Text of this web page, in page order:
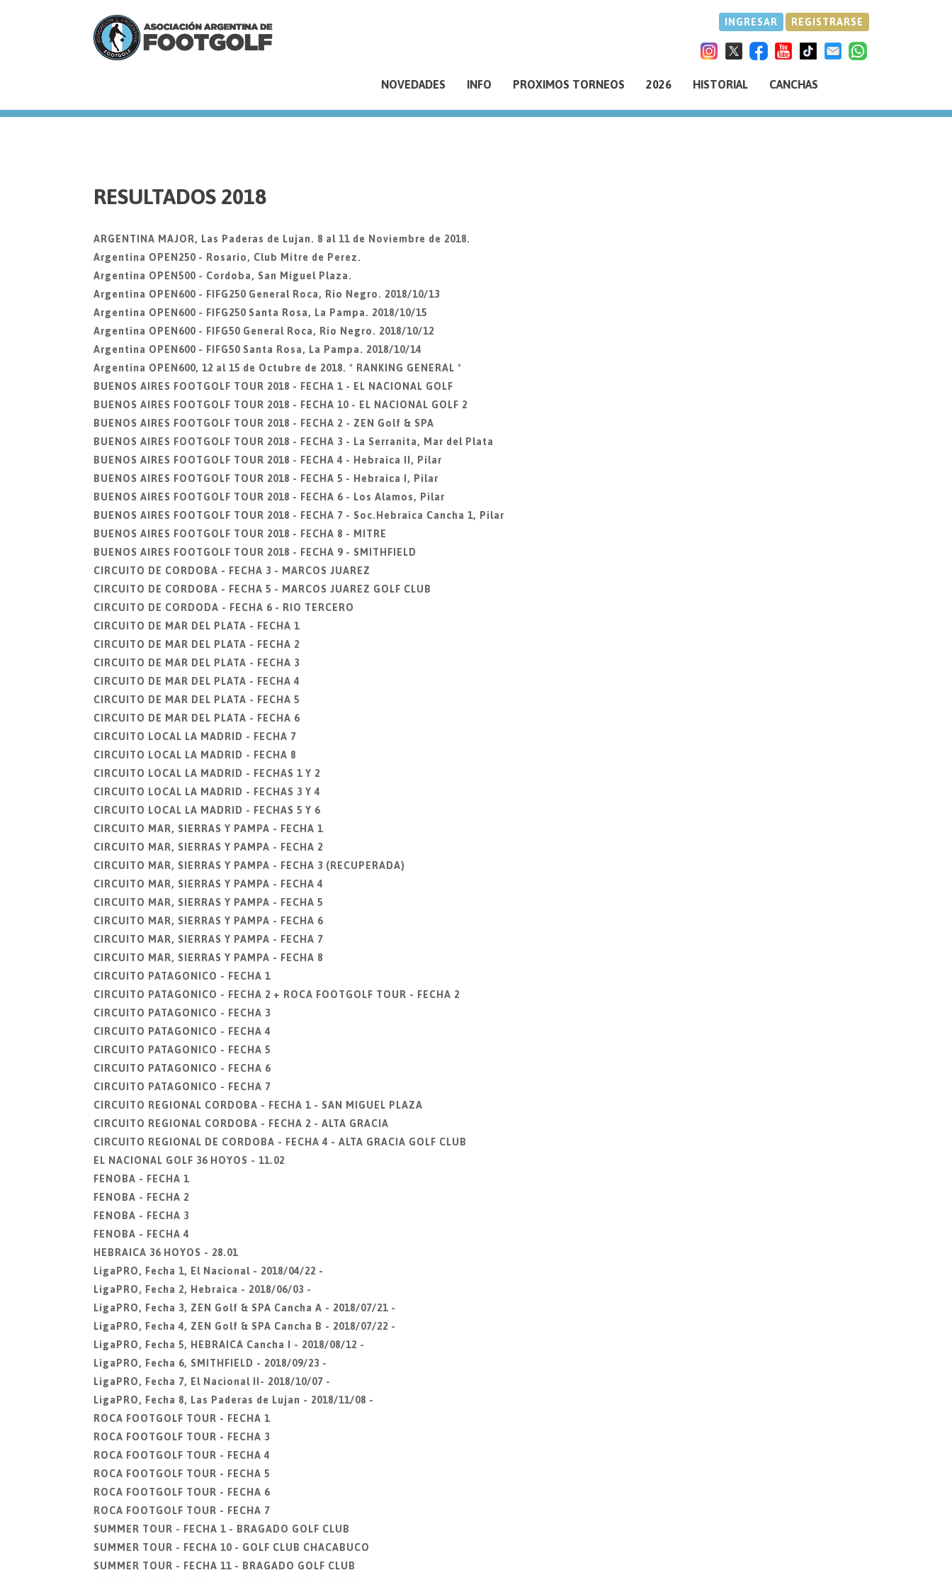
we
INGRESAR REGISTRARSE
NOVEDADES INFO PROXIMOS TORNEOS 2026 HISTORIAL CANCHAS
RESULTADOS 2018
ARGENTINA MAJOR, Las Paderas de Lujan. 8 al 11 de Noviembre de 2018.
Argentina OPEN250 - Rosario, Club Mitre de Perez.
Argentina OPEN500 - Cordoba, San Miguel Plaza.
Argentina OPEN600 - FIFG250 General Roca, Rio Negro. 2018/10/13
Argentina OPEN600 - FIFG250 Santa Rosa, La Pampa. 2018/10/15
Argentina OPEN600 - FIFG50 General Roca, Rio Negro. 2018/10/12
Argentina OPEN600 - FIFG50 Santa Rosa, La Pampa. 2018/10/14
Argentina OPEN600, 12 al 15 de Octubre de 2018. * RANKING GENERAL *
BUENOS AIRES FOOTGOLF TOUR 2018 - FECHA 1 - EL NACIONAL GOLF
BUENOS AIRES FOOTGOLF TOUR 2018 - FECHA 10 - EL NACIONAL GOLF 2
BUENOS AIRES FOOTGOLF TOUR 2018 - FECHA 2 - ZEN Golf & SPA
BUENOS AIRES FOOTGOLF TOUR 2018 - FECHA 3 - La Serranita, Mar del Plata
BUENOS AIRES FOOTGOLF TOUR 2018 - FECHA 4 - Hebraica II, Pilar
BUENOS AIRES FOOTGOLF TOUR 2018 - FECHA 5 - Hebraica I, Pilar
BUENOS AIRES FOOTGOLF TOUR 2018 - FECHA 6 - Los Alamos, Pilar
BUENOS AIRES FOOTGOLF TOUR 2018 - FECHA 7 - Soc.Hebraica Cancha 1, Pilar
BUENOS AIRES FOOTGOLF TOUR 2018 - FECHA 8 - MITRE
BUENOS AIRES FOOTGOLF TOUR 2018 - FECHA 9 - SMITHFIELD
CIRCUITO DE CORDOBA - FECHA 3 - MARCOS JUAREZ
CIRCUITO DE CORDOBA - FECHA 5 - MARCOS JUAREZ GOLF CLUB
CIRCUITO DE CORDODA - FECHA 6 - RIO TERCERO
CIRCUITO DE MAR DEL PLATA - FECHA 1
CIRCUITO DE MAR DEL PLATA - FECHA 2
CIRCUITO DE MAR DEL PLATA - FECHA 3
CIRCUITO DE MAR DEL PLATA - FECHA 4
CIRCUITO DE MAR DEL PLATA - FECHA 5
CIRCUITO DE MAR DEL PLATA - FECHA 6
CIRCUITO LOCAL LA MADRID - FECHA 7
CIRCUITO LOCAL LA MADRID - FECHA 8
CIRCUITO LOCAL LA MADRID - FECHAS 1 Y 2
CIRCUITO LOCAL LA MADRID - FECHAS 3 Y 4
CIRCUITO LOCAL LA MADRID - FECHAS 5 Y 6
CIRCUITO MAR, SIERRAS Y PAMPA - FECHA 1
CIRCUITO MAR, SIERRAS Y PAMPA - FECHA 2
CIRCUITO MAR, SIERRAS Y PAMPA - FECHA 3 (RECUPERADA)
CIRCUITO MAR, SIERRAS Y PAMPA - FECHA 4
CIRCUITO MAR, SIERRAS Y PAMPA - FECHA 5
CIRCUITO MAR, SIERRAS Y PAMPA - FECHA 6
CIRCUITO MAR, SIERRAS Y PAMPA - FECHA 7
CIRCUITO MAR, SIERRAS Y PAMPA - FECHA 8
CIRCUITO PATAGONICO - FECHA 1
CIRCUITO PATAGONICO - FECHA 2 + ROCA FOOTGOLF TOUR - FECHA 2
CIRCUITO PATAGONICO - FECHA 3
CIRCUITO PATAGONICO - FECHA 4
CIRCUITO PATAGONICO - FECHA 5
CIRCUITO PATAGONICO - FECHA 6
CIRCUITO PATAGONICO - FECHA 7
CIRCUITO REGIONAL CORDOBA - FECHA 1 - SAN MIGUEL PLAZA
CIRCUITO REGIONAL CORDOBA - FECHA 2 - ALTA GRACIA
CIRCUITO REGIONAL DE CORDOBA - FECHA 4 - ALTA GRACIA GOLF CLUB
EL NACIONAL GOLF 36 HOYOS - 11.02
FENOBA - FECHA 1
FENOBA - FECHA 2
FENOBA - FECHA 3
FENOBA - FECHA 4
HEBRAICA 36 HOYOS - 28.01
LigaPRO, Fecha 1, El Nacional - 2018/04/22 -
LigaPRO, Fecha 2, Hebraica - 2018/06/03 -
LigaPRO, Fecha 3, ZEN Golf & SPA Cancha A - 2018/07/21 -
LigaPRO, Fecha 4, ZEN Golf & SPA Cancha B - 2018/07/22 -
LigaPRO, Fecha 5, HEBRAICA Cancha I - 2018/08/12 -
LigaPRO, Fecha 6, SMITHFIELD - 2018/09/23 -
LigaPRO, Fecha 7, El Nacional II- 2018/10/07 -
LigaPRO, Fecha 8, Las Paderas de Lujan - 2018/11/08 -
ROCA FOOTGOLF TOUR - FECHA 1
ROCA FOOTGOLF TOUR - FECHA 3
ROCA FOOTGOLF TOUR - FECHA 4
ROCA FOOTGOLF TOUR - FECHA 5
ROCA FOOTGOLF TOUR - FECHA 6
ROCA FOOTGOLF TOUR - FECHA 7
SUMMER TOUR - FECHA 1 - BRAGADO GOLF CLUB
SUMMER TOUR - FECHA 10 - GOLF CLUB CHACABUCO
SUMMER TOUR - FECHA 11 - BRAGADO GOLF CLUB